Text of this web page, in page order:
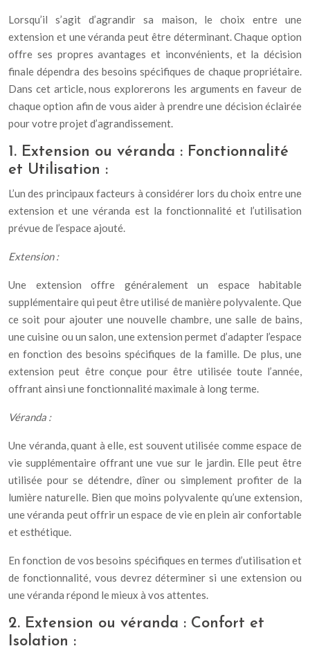
Lorsqu’il s’agit d’agrandir sa maison, le choix entre une
extension et une véranda peut être déterminant. Chaque option
offre ses propres avantages et inconvénients, et la décision
finale dépendra des besoins spécifiques de chaque propriétaire.
Dans cet article, nous explorerons les arguments en faveur de
chaque option afin de vous aider à prendre une décision éclairée
pour votre projet d’agrandissement.
1. Extension ou véranda : Fonctionnalité
et Utilisation :
L’un des principaux facteurs à considérer lors du choix entre une
extension et une véranda est la fonctionnalité et l’utilisation
prévue de l’espace ajouté.
Extension :
Une extension offre généralement un espace habitable
supplémentaire qui peut être utilisé de manière polyvalente. Que
ce soit pour ajouter une nouvelle chambre, une salle de bains,
une cuisine ou un salon, une extension permet d’adapter l’espace
en fonction des besoins spécifiques de la famille. De plus, une
extension peut être conçue pour être utilisée toute l’année,
offrant ainsi une fonctionnalité maximale à long terme.
Véranda :
Une véranda, quant à elle, est souvent utilisée comme espace de
vie supplémentaire offrant une vue sur le jardin. Elle peut être
utilisée pour se détendre, dîner ou simplement profiter de la
lumière naturelle. Bien que moins polyvalente qu’une extension,
une véranda peut offrir un espace de vie en plein air confortable
et esthétique.
En fonction de vos besoins spécifiques en termes d’utilisation et
de fonctionnalité, vous devrez déterminer si une extension ou
une véranda répond le mieux à vos attentes.
2. Extension ou véranda : Confort et
Isolation :